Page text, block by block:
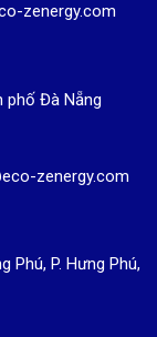
zenergy.com
phố Đà Nẵng
zenergy.com
Phú, P. Hưng Phú,